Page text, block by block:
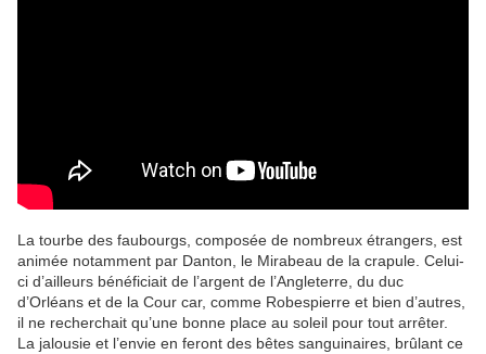
La tourbe des faubourgs, composée de nombreux étrangers, est
animée notamment par Danton, le Mirabeau de la crapule. Celui-
ci d’ailleurs bénéficiait de l’argent de l’Angleterre, du duc
d’Orléans et de la Cour car, comme Robespierre et bien d’autres,
il ne recherchait qu’une bonne place au soleil pour tout arrêter.
La jalousie et l’envie en feront des bêtes sanguinaires, brûlant ce